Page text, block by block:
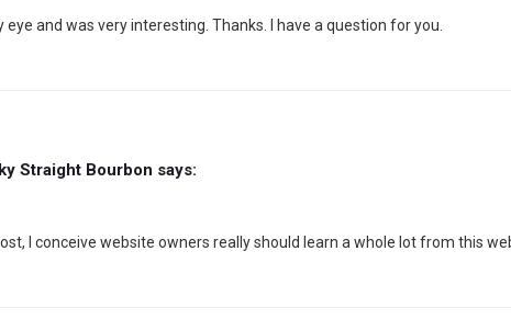
and was very interesting. Thanks. I have a question for you.
Straight Bourbon says:
I conceive website owners really should learn a whole lot from this